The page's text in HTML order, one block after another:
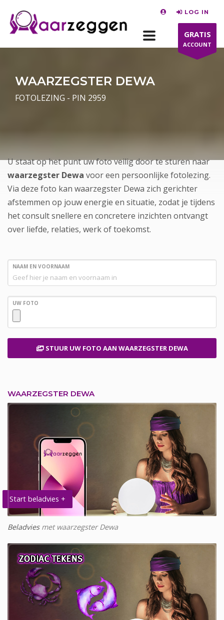
LOG IN
GRATIS
ACCOUNT
WAARZEGSTER DEWA
FOTOLEZING - PIN 2959
U staat op het punt uw foto veilig door te sturen naar
waarzegster Dewa voor een persoonlijke fotolezing.
Via deze foto kan waarzegster Dewa zich gerichter
afstemmen op jouw energie en situatie, zodat je tijdens
het consult snellere en concretere inzichten ontvangt
over liefde, relaties, werk of toekomst.
NAAM EN VOORNAAM
UW FOTO
STUUR UW FOTO AAN WAARZEGSTER DEWA
WAARZEGSTER DEWA
Start beladvies +
Beladviesmet waarzegster Dewa